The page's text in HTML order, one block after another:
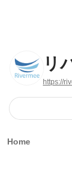
リ
https://
Home